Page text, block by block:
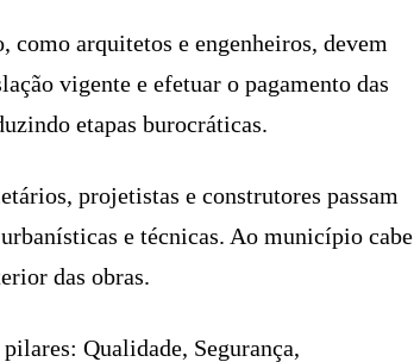
arquitetos e engenheiros, devem
vigente e efetuar o pagamento das
etapas burocráticas.
projetistas e construtores passam
e técnicas. Ao município cabe
das obras.
Qualidade, Segurança,